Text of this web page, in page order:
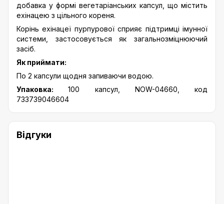
добавка у формі вегетаріанських капсул, що містить
ехінацею з цільного кореня.
Корінь ехінацеї пурпурової сприяє підтримці імунної
системи, застосовується як загальнозміцнюючий
засіб.
Як приймати:
По 2 капсули щодня запиваючи водою.
Упаковка:100 капсул, NOW-04660, код
733739046604
Відгуки